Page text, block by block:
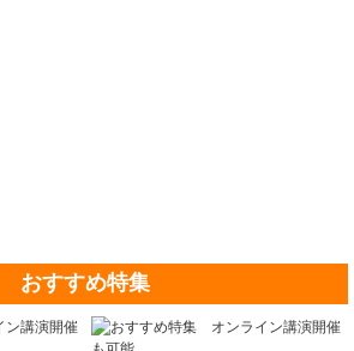
おすすめ特集